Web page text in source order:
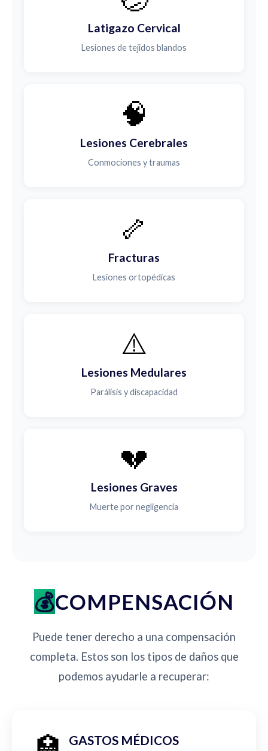
Latigazo Cervical
Lesiones de tejidos blandos
🧠
Lesiones Cerebrales
Conmociones y traumas
🦴
Fracturas
Lesiones ortopédicas
⚠️
Lesiones Medulares
Parálisis y discapacidad
💔
Lesiones Graves
Muerte por negligencia
COMPENSACIÓN
Puede tener derecho a una compensación
completa. Estos son los tipos de daños que
podemos ayudarle a recuperar:
GASTOS MÉDICOS